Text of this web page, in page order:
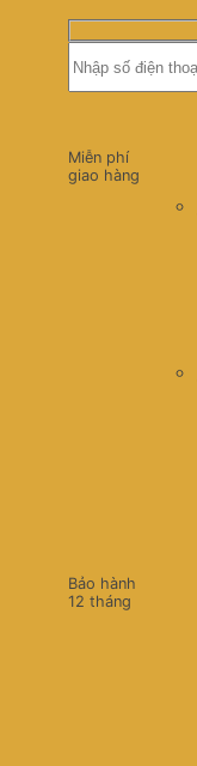
Miễn phí
giao hàng
Bảo hành
12 tháng